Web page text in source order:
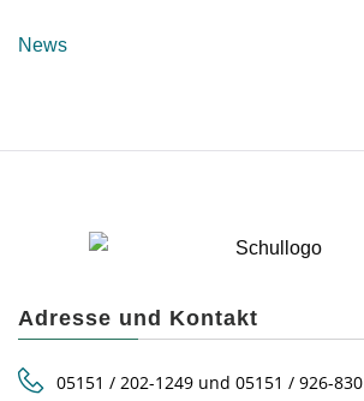
News
Adresse und Kontakt
05151 / 202-1249 und 05151 / 926-830